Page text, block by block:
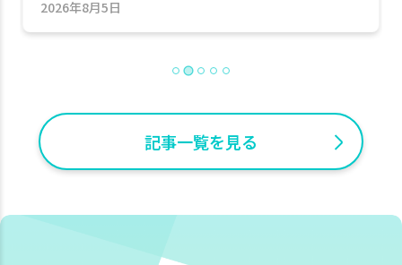
2026年7月30日
記事一覧を見る